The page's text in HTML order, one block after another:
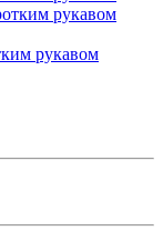
рукавом